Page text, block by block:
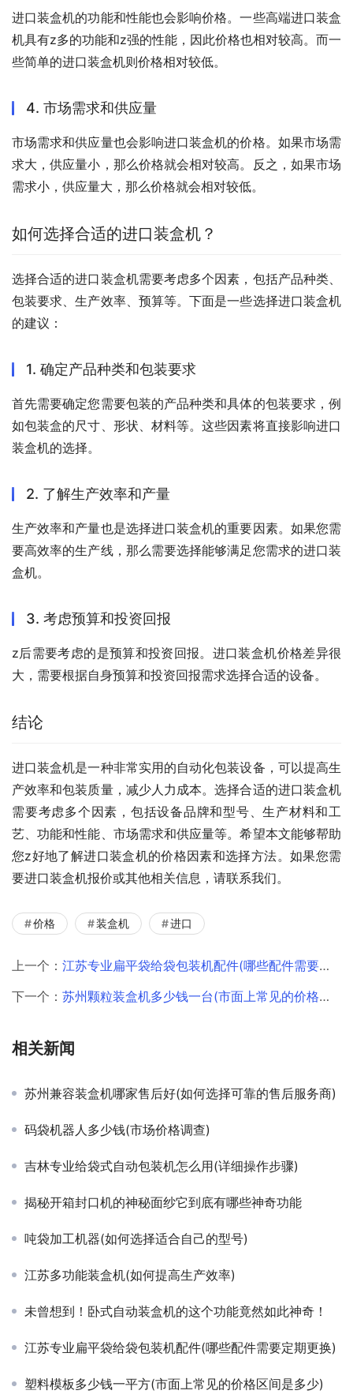
进口装盒机的功能和性能也会影响价格。一些高端进口装盒
机具有z多的功能和z强的性能，因此价格也相对较高。而一
些简单的进口装盒机则价格相对较低。
4. 市场需求和供应量
市场需求和供应量也会影响进口装盒机的价格。如果市场需
求大，供应量小，那么价格就会相对较高。反之，如果市场
需求小，供应量大，那么价格就会相对较低。
如何选择合适的进口装盒机？
选择合适的进口装盒机需要考虑多个因素，包括产品种类、
包装要求、生产效率、预算等。下面是一些选择进口装盒机
的建议：
1. 确定产品种类和包装要求
首先需要确定您需要包装的产品种类和具体的包装要求，例
如包装盒的尺寸、形状、材料等。这些因素将直接影响进口
装盒机的选择。
2. 了解生产效率和产量
生产效率和产量也是选择进口装盒机的重要因素。如果您需
要高效率的生产线，那么需要选择能够满足您需求的进口装
盒机。
3. 考虑预算和投资回报
z后需要考虑的是预算和投资回报。进口装盒机价格差异很
大，需要根据自身预算和投资回报需求选择合适的设备。
结论
进口装盒机是一种非常实用的自动化包装设备，可以提高生
产效率和包装质量，减少人力成本。选择合适的进口装盒机
需要考虑多个因素，包括设备品牌和型号、生产材料和工
艺、功能和性能、市场需求和供应量等。希望本文能够帮助
您z好地了解进口装盒机的价格因素和选择方法。如果您需
要进口装盒机报价或其他相关信息，请联系我们。
价格 装盒机 进口
上一个： 江苏专业扁平袋给袋包装机配件(哪些配件需要定期更换)
下一个： 苏州颗粒装盒机多少钱一台(市面上常见的价格区间是多少)
相关新闻
苏州兼容装盒机哪家售后好(如何选择可靠的售后服务商)
码袋机器人多少钱(市场价格调查)
吉林专业给袋式自动包装机怎么用(详细操作步骤)
揭秘开箱封口机的神秘面纱它到底有哪些神奇功能
吨袋加工机器(如何选择适合自己的型号)
江苏多功能装盒机(如何提高生产效率)
未曾想到！卧式自动装盒机的这个功能竟然如此神奇！
江苏专业扁平袋给袋包装机配件(哪些配件需要定期更换)
塑料模板多少钱一平方(市面上常见的价格区间是多少)